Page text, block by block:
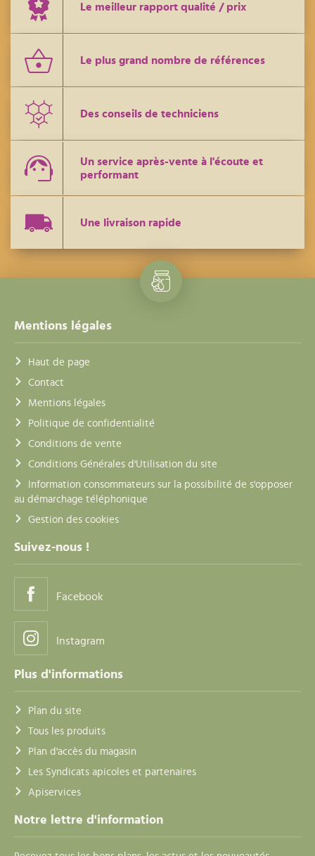
Le meilleur rapport qualité / prix
Le plus grand nombre de références
Des conseils de techniciens
Un service après-vente à l'écoute et
performant
Une livraison rapide
Mentions légales
Haut de page
Contact
Mentions légales
Politique de confidentialité
Conditions de vente
Conditions Générales d'Utilisation du site
Information consommateurs sur la possibilité de s'opposer
au démarchage téléphonique
Gestion des cookies
Suivez-nous !
Facebook
Instagram
Plus d'informations
Plan du site
Tous les produits
Plan d'accès du magasin
Les Syndicats apicoles et partenaires
Apiservices
Notre lettre d'information